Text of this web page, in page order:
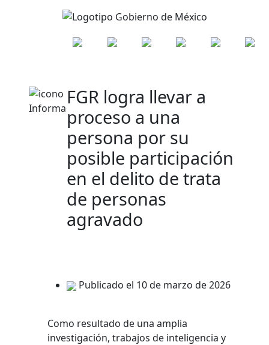
FGR logra llevar a
proceso a una
persona por su
posible participación
en el delito de trata
de personas
agravado
Publicado el 10 de marzo de 2026
Como resultado de una amplia
investigación, trabajos de inteligencia y